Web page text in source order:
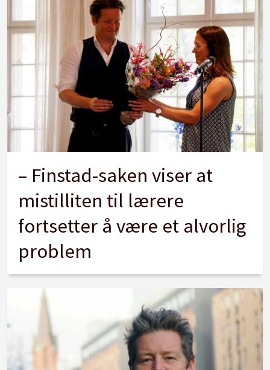
– Finstad-saken viser at
mistilliten til lærere
fortsetter å være et alvorlig
problem